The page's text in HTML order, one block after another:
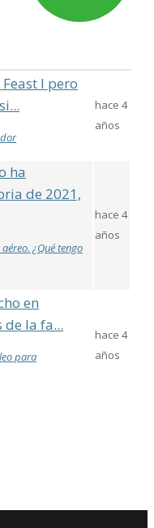
I pero
hace 4
años
ha
de 2021,
¿Qué tengo
hace 4
años
en
la fa...
para
hace 4
años